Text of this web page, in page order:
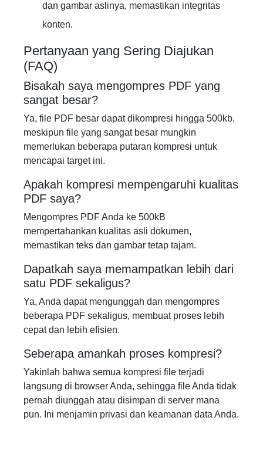
dan gambar aslinya, memastikan integritas
konten.
Pertanyaan yang Sering Diajukan
(FAQ)
Bisakah saya mengompres PDF yang
sangat besar?
Ya, file PDF besar dapat dikompresi hingga 500kb,
meskipun file yang sangat besar mungkin
memerlukan beberapa putaran kompresi untuk
mencapai target ini.
Apakah kompresi mempengaruhi kualitas
PDF saya?
Mengompres PDF Anda ke 500kB
mempertahankan kualitas asli dokumen,
memastikan teks dan gambar tetap tajam.
Dapatkah saya memampatkan lebih dari
satu PDF sekaligus?
Ya, Anda dapat mengunggah dan mengompres
beberapa PDF sekaligus, membuat proses lebih
cepat dan lebih efisien.
Seberapa amankah proses kompresi?
Yakinlah bahwa semua kompresi file terjadi
langsung di browser Anda, sehingga file Anda tidak
pernah diunggah atau disimpan di server mana
pun. Ini menjamin privasi dan keamanan data Anda.